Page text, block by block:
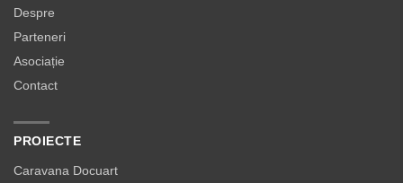
Despre
Parteneri
Asociație
Contact
PROIECTE
Caravana Docuart